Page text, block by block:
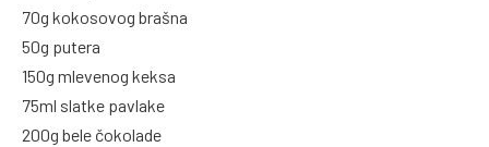
70g kokosovog brašna
50g putera
150g mlevenog keksa
75ml slatke pavlake
200g bele čokolade